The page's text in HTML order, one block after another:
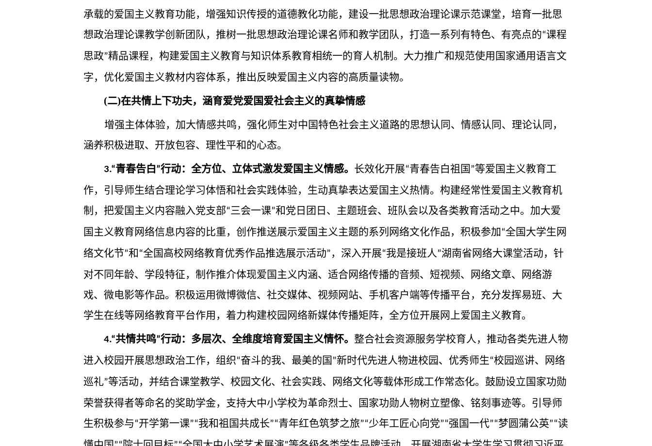
承载的爱国主义教育功能，增强知识传授的道德教化功能，建设一批思想政治理论课示范课堂，培育一批思
想政治理论课教学创新团队，推树一批思想政治理论课名师和教学团队，打造一系列有特色、有亮点的“课程
思政”精品课程，构建爱国主义教育与知识体系教育相统一的育人机制。大力推广和规范使用国家通用语言文
字，优化爱国主义教材内容体系，推出反映爱国主义内容的高质量读物。
(二)在共情上下功夫，涵育爱党爱国爱社会主义的真挚情感
增强主体体验，加大情感共鸣，强化师生对中国特色社会主义道路的思想认同、情感认同、理论认同，
涵养积极进取、开放包容、理性平和的心态。
3.“青春告白”行动：全方位、立体式激发爱国主义情感。 长效化开展“青春告白祖国”等爱国主义教育工
作，引导师生结合理论学习体悟和社会实践体验，生动真挚表达爱国主义热情。构建经常性爱国主义教育机
制，把爱国主义内容融入党支部“三会一课”和党日团日、主题班会、班队会以及各类教育活动之中。加大爱
国主义教育网络信息内容的比重，创作推送展示爱国主义主题的系列网络文化作品，积极参加“全国大学生网
络文化节”和“全国高校网络教育优秀作品推选展示活动”，深入开展“我是接班人”湖南省网络大课堂活动，针
对不同年龄、学段特征，制作推介体现爱国主义内涵、适合网络传播的音频、短视频、网络文章、网络游
戏、微电影等作品。积极运用微博微信、社交媒体、视频网站、手机客户端等传播平台，充分发挥易班、大
学生在线等网络教育平台作用，着力构建校园网络新媒体传播矩阵，全方位开展网上爱国主义教育。
4.“共情共鸣”行动：多层次、全维度培育爱国主义情怀。 整合社会资源服务学校育人，推动各类先进人物
进入校园开展思想政治工作，组织“奋斗的我、最美的国”新时代先进人物进校园、优秀师生“校园巡讲、网络
巡礼”等活动，并结合课堂教学、校园文化、社会实践、网络文化等载体形成工作常态化。鼓励设立国家功勋
荣誉获得者等命名的奖助学金，支持大中小学校为革命烈士、国家功勋人物树立塑像、铭刻事迹等。引导师
生积极参与“开学第一课”“我和祖国共成长”“青年红色筑梦之旅”“少年工匠心向党”“强国一代”“梦圆蒲公英”“读